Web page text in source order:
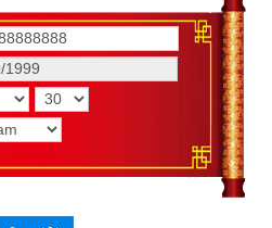
quy luật ngũ hành để giải thích và
giữa các sự vật và hiện tượng
quy luật tương sinh, tương khắc
mặt không thể tách rời nhau.
có phát sinh và trưởng thành
thì không thể duy trì sự cân bằng
triển và biến hóa của sự vật.